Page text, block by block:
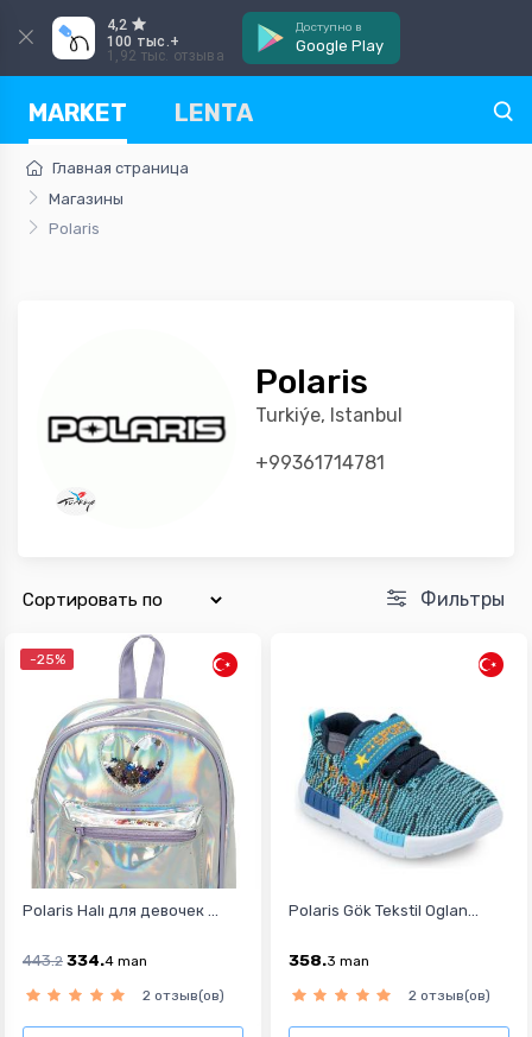
4,2
100 тыс.+
1,92 тыс. отзыва
Доступно в
Google Play
MARKET LENTA
Главная страница
Магазины
Polaris
Polaris
Turkiýe, Istanbul
+99361714781
Фильтры
-25%
Polaris Halı для девочек ...
443.2 334.4 man
2 отзыв(ов)
Polaris Gök Tekstil Oglan...
358.3 man
2 отзыв(ов)